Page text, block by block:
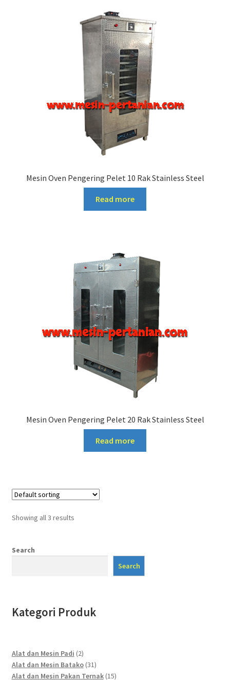
Mesin Oven Pengering Pelet 10 Rak Stainless Steel
Read more
Mesin Oven Pengering Pelet 20 Rak Stainless Steel
Read more
Showing all 3 results
Search
Search
Kategori Produk
Alat dan Mesin Padi 22
products
Alat dan Mesin Batako 3131
products
Alat dan Mesin Pakan Ternak 1515